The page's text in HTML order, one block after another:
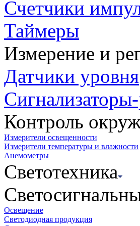
Счетчики
Таймеры
Измерение и
Датчики уровня
Контроль
Измерители освещенности
Измерители температуры и влажности
Анемометры
Светотехника
Освещение
Светодиодная продукция